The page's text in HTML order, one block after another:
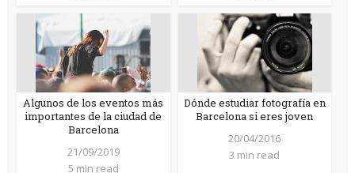
Algunos de los eventos más
importantes de la ciudad de
Barcelona
21/09/2019
5 min read
Dónde estudiar fotografía en
Barcelona si eres joven
20/04/2016
3 min read